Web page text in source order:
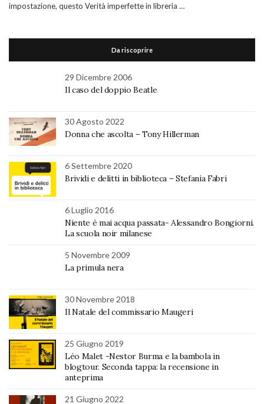
impostazione, questo Verità imperfette in libreria …
Da riscoprire
29 Dicembre 2006
Il caso del doppio Beatle
30 Agosto 2022
Donna che ascolta – Tony Hillerman
6 Settembre 2020
Brividi e delitti in biblioteca – Stefania Fabri
6 Luglio 2016
Niente è mai acqua passata- Alessandro Bongiorni.
La scuola noir milanese
5 Novembre 2009
La primula nera
30 Novembre 2018
Il Natale del commissario Maugeri
25 Giugno 2019
Léo Malet -Nestor Burma e la bambola in
blogtour. Seconda tappa: la recensione in
anteprima
21 Giugno 2022